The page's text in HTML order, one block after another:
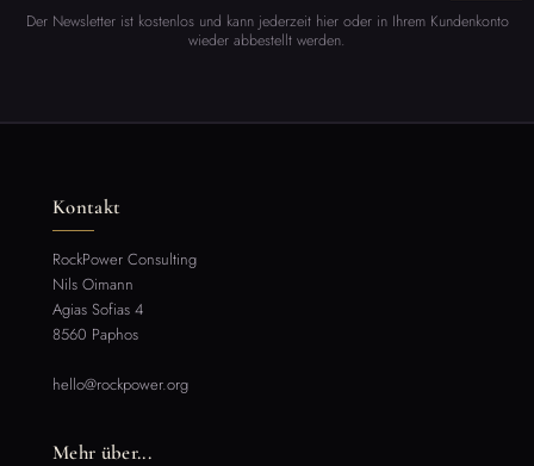
Der Newsletter ist kostenlos und kann jederzeit hier oder in Ihrem Kundenkonto
wieder abbestellt werden.
Kontakt
RockPower Consulting
Nils Oimann
Agias Sofias 4
8560 Paphos
hello@rockpower.org
Mehr über...